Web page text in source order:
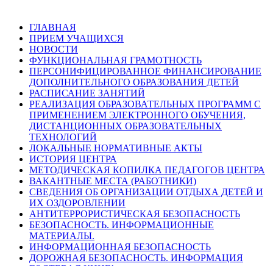
ГЛАВНАЯ
ПРИЕМ УЧАЩИХСЯ
НОВОСТИ
ФУНКЦИОНАЛЬНАЯ ГРАМОТНОСТЬ
ПЕРСОНИФИЦИРОВАННОЕ ФИНАНСИРОВАНИЕ
ДОПОЛНИТЕЛЬНОГО ОБРАЗОВАНИЯ ДЕТЕЙ
РАСПИСАНИЕ ЗАНЯТИЙ
РЕАЛИЗАЦИЯ ОБРАЗОВАТЕЛЬНЫХ ПРОГРАММ С
ПРИМЕНЕНИЕМ ЭЛЕКТРОННОГО ОБУЧЕНИЯ,
ДИСТАНЦИОННЫХ ОБРАЗОВАТЕЛЬНЫХ
ТЕХНОЛОГИЙ
ЛОКАЛЬНЫЕ НОРМАТИВНЫЕ АКТЫ
ИСТОРИЯ ЦЕНТРА
МЕТОДИЧЕСКАЯ КОПИЛКА ПЕДАГОГОВ ЦЕНТРА
ВАКАНТНЫЕ МЕСТА (РАБОТНИКИ)
СВЕДЕНИЯ ОБ ОРГАНИЗАЦИИ ОТДЫХА ДЕТЕЙ И
ИХ ОЗДОРОВЛЕНИИ
АНТИТЕРРОРИСТИЧЕСКАЯ БЕЗОПАСНОСТЬ
БЕЗОПАСНОСТЬ. ИНФОРМАЦИОННЫЕ
МАТЕРИАЛЫ.
ИНФОРМАЦИОННАЯ БЕЗОПАСНОСТЬ
ДОРОЖНАЯ БЕЗОПАСНОСТЬ. ИНФОРМАЦИЯ